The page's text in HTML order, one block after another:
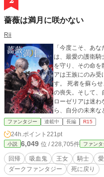
薔薇は満月に咲かない
Rii
「今度こそ、あなたを死なせ
は、最愛の護衛騎士ルカ
を守り、その命を散らした。 その死を
アは王族にのみ受
す。 死者を蘇らせ、過去へ回帰したのだ。 その代償は王族性
の喪失。そして、自らの命。 残された
ローゼリアは迷
ら、自分の未来など惜し
ーゼリアが結んだ
限りの愛人契約。 だが運命は、再び彼女の前に牙を剥く。 死
んだはずの婚約者の帰還。 王位を巡る陰
話に隠された世界の真実。 愛する人を
る。 だが禁忌によって書き換えられた運命は、王国の均衡さ
えも狂わせ始める。 これは、愛する人を救うために禁
した王女が、狂い始めた
ファンタジー 連載中 長編 R15
24h.ポイント 221pt
小説 6,049 位 / 228,705件 ファンタ
回帰 吸血鬼 王女 騎士
ダークファンタジー
死に戻り